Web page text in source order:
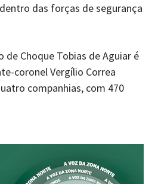
das forças de segurança
Choque Tobias de Aguiar é
coronel Vergílio Correa
companhias, com 470